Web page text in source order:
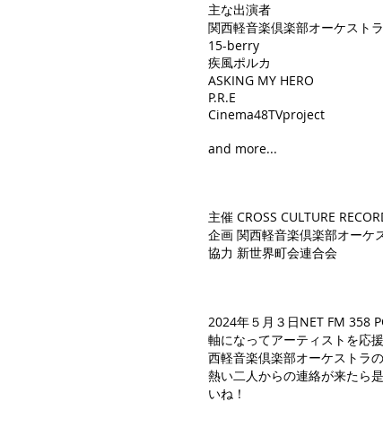
主な出演者
関西軽音楽倶楽部オーケストラ
15-berry
疾風ポルカ
ASKING MY HERO
P.R.E
Cinema48TVproject
and more...
主催 CROSS CULTURE
企画 関西軽音楽倶楽部オーケ
協力 新世界町会連合会
2024年５月３日NET FM 358
軸になってアーティストを応
西軽音楽倶楽部オーケストラ
熱い二人からの連絡が来たら
いね！